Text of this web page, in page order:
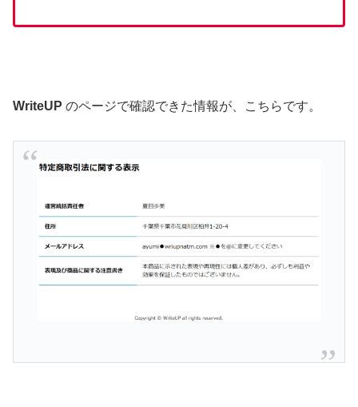
WriteUP のページで確認できた情報が、こちらです。